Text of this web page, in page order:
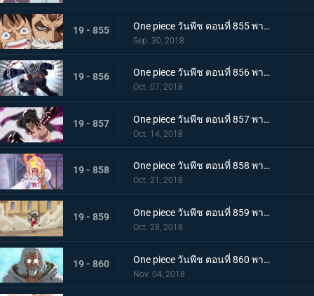
19 - 855 One piece วันพีช ตอนที่ 855 พากย์ไทย ศึกตัดสินที่เดิมพันด้วยชีวิต คาตาคุริเริ่มเกรี้ยวกราด!
Sep. 30, 2018
19 - 856 One piece วันพีช ตอนที่ 856 พากย์ไทย ความลับต้องห้าม! เมริเอนด้าของคาตาคุริ!
Oct. 07, 2018
19 - 857 One piece วันพีช ตอนที่ 857 พากย์ไทย การโต้กลับของลูฟี่! จุดอ่อนของคาตาคุริผู้ไร้เทียมทาน
Oct. 14, 2018
19 - 858 One piece วันพีช ตอนที่ 858 พากย์ไทย เข้าตาจนอีกครั้ง! เกียร์ 4 vs โดนัทไร้เทียมทาน!
Oct. 21, 2018
19 - 859 One piece วันพีช ตอนที่ 859 พากย์ไทย ชิฟฟ่อน! ผู้ต่อต้าน แผนการยิ่งใหญ่ในการลำเลียงเค้กของซันจิ
Oct. 28, 2018
19 - 860 One piece วันพีช ตอนที่ 860 พากย์ไทย วิถีลูกผู้ชาย! การตัดสินใจของกัปตันเบจและลูฟี่
Nov. 04, 2018